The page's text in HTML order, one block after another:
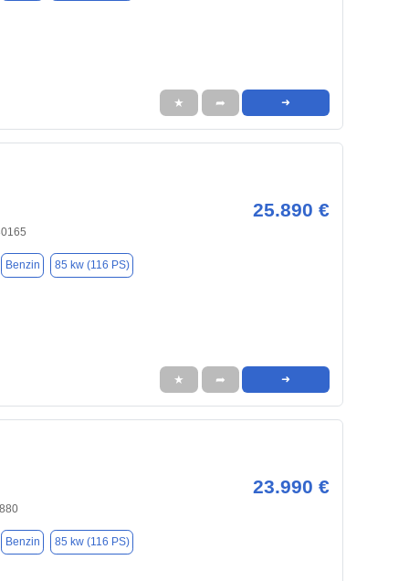
★ ➦ ➜
25.890 €
Benzin 85 kw (116 PS)
★ ➦ ➜
23.990 €
Benzin 85 kw (116 PS)